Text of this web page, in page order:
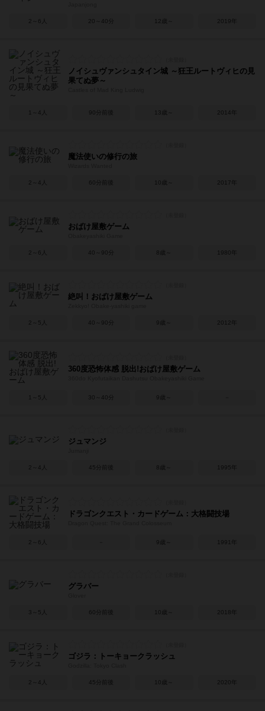
2～6人 20～40分 12歳～ 2019年
ノイシュヴァンシュタイン城 ～狂王ルートヴィヒの見
果てぬ夢～
1～4人 90分前後 13歳～ 2014年
魔法使いの修行の旅
2～4人 60分前後 10歳～ 2017年
おばけ屋敷ゲーム
2～6人 40～90分 8歳～ 1980年
絶叫！おばけ屋敷ゲーム
2～5人 40～90分 9歳～ 2012年
360度恐怖体感 脱出!おばけ屋敷ゲーム
1～5人 30～40分 9歳～
ジュマンジ
2～4人 45分前後 8歳～ 1995年
ドラゴンクエスト・カードゲーム：大格闘技場
2～6人 9歳～ 1991年
グラバー
3～5人 60分前後 10歳～ 2018年
ゴジラ：トーキョークラッシュ
2～4人 45分前後 10歳～ 2020年